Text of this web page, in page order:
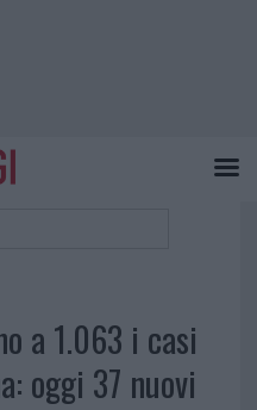
a 1.063 i casi
oggi 37 nuovi